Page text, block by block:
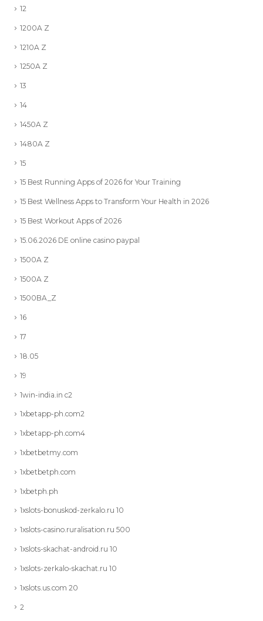
12
1200A Z
1210A Z
1250A Z
13
14
1450A Z
1480A Z
15
15 Best Running Apps of 2026 for Your Training
15 Best Wellness Apps to Transform Your Health in 2026
15 Best Workout Apps of 2026
15.06.2026 DE online casino paypal
1500A Z
1500A Z
1500BA_Z
16
17
18.05
19
1win-india.in c2
1xbetapp-ph.com2
1xbetapp-ph.com4
1xbetbetmy.com
1xbetbetph.com
1xbetph.ph
1xslots-bonuskod-zerkalo.ru 10
1xslots-casino.ruralisation.ru 500
1xslots-skachat-android.ru 10
1xslots-zerkalo-skachat.ru 10
1xslots.us.com 20
2